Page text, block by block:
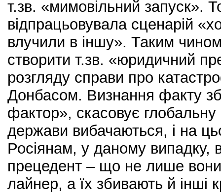
т.зв. «мимовільний запуск».
відпрацьовувала сценарій
влучили в іншу». Таким
створити т.зв. «юридичний
розгляду справи про
Донбасом. Визнання факту
фактор», скасовує глобальну
держави вибачаються, і на
Росіянам, у даному випадку,
прецедент – що не лише
лайнер, а їх збивають й інші